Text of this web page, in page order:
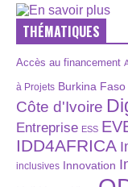
THÉMATIQUES
Accès au financement
à Projets Burkina Faso
Côte d'Ivoire
Entreprise ESS
IDD4AFRICA
inclusives Innovation